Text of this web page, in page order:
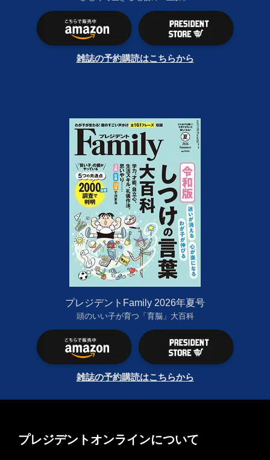
雑誌の予約購読はこちらから
プレジデントFamily 2026年夏号
頭のいい子が育つ「育脳」大百科
雑誌の予約購読はこちらから
プレジデントオンラインについて